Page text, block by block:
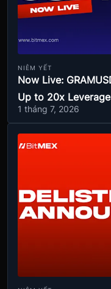
NIÊM YẾT
Now Live:
Up to 20x Leverage
1 tháng 7, 2026